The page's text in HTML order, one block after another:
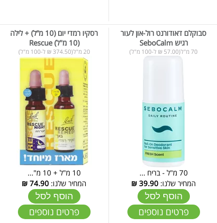
סבוקלם דאודורנט רול-און לעור
רגיש SeboCalm
70 מ"ל(57.00 ₪ ל-100 מ"ל)
70 מ"ל - בריח ...
המחיר שלנו: 39.90
₪
הוסף לסל
פרטים נוספים
רסקיו רמדי יום (10 מ”ל) + לילה
(10 מ"ל) Rescue
20 מ"ל(374.50 ₪ ל-100 מ"ל)
10 מ"ל + 10 מ"...
המחיר שלנו: 74.90
₪
הוסף לסל
פרטים נוספים